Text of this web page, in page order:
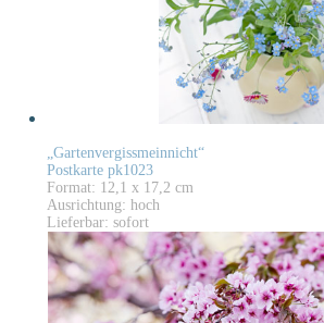
„Gartenvergissmeinnicht“
Postkarte pk1023
Format: 12,1 x 17,2 cm
Ausrichtung: hoch
Lieferbar: sofort